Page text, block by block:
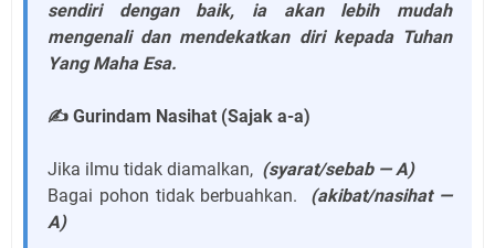
sendiri dengan baik, ia akan lebih mudah
mengenali dan mendekatkan diri kepada Tuhan
Yang Maha Esa.
✍️ Gurindam Nasihat (Sajak a-a)
Jika ilmu tidak diamalkan, (syarat/sebab — A)
Bagai pohon tidak berbuahkan. (akibat/nasihat —
A)